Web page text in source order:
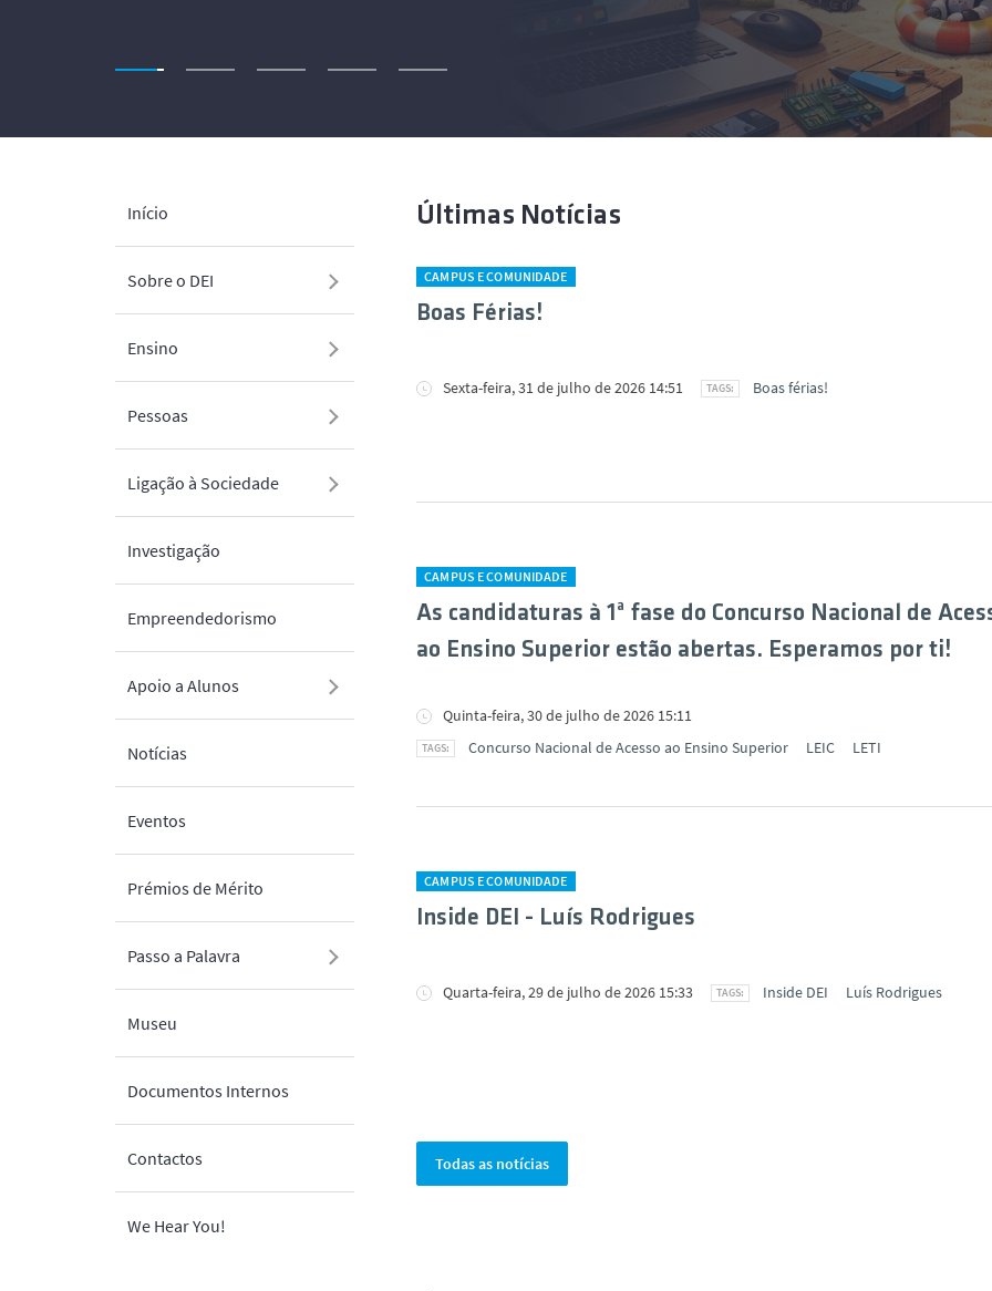
Início
Sobre o DEI
Ensino
Pessoas
Ligação à Sociedade
Investigação
Empreendedorismo
Apoio a Alunos
Notícias
Eventos
Prémios de Mérito
Passo a Palavra
Museu
Documentos Internos
Contactos
We Hear You!
Últimas Notícias
CAMPUS E COMUNIDADE
Boas Férias!
Sexta-feira, 31 de julho de 2026 14:51 Boas férias!
CAMPUS E COMUNIDADE
As candidaturas à 1ª fase do Concurso Nacional de
ao Ensino Superior estão abertas. Esperamos por ti!
Quinta-feira, 30 de julho de 2026 15:11
Concurso Nacional de Acesso ao Ensino Superior
LEIC LETI
CAMPUS E COMUNIDADE
Inside DEI - Luís Rodrigues
Quarta-feira, 29 de julho de 2026 15:33 Inside DEI Luís Rodrigues
Todas as notícias